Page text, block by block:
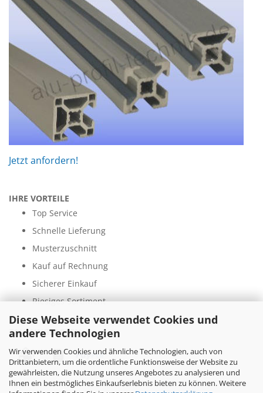
Diese Webseite verwendet Cookies und
andere Technologien
Wir verwenden Cookies und ähnliche Technologien, auch von
Drittanbietern, um die ordentliche Funktionsweise der Website zu
gewährleisten, die Nutzung unseres Angebotes zu analysieren und
Ihnen ein bestmögliches Einkaufserlebnis bieten zu können. Weitere
Jetzt anfordern!
IHRE VORTEILE
Top Service
Schnelle Lieferung
Musterzuschnitt
Kauf auf Rechnung
Sicherer Einkauf
Riesiges Sortiment
ZAHLUNGSARTEN